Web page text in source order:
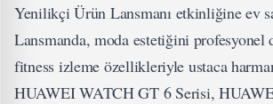
Yenilikçi Ürün Lansmanı etkinliğine ev
Lansmanda, moda estetiğini profesyonel
fitness izleme özellikleriyle ustaca
HUAWEI WATCH GT 6 Serisi,